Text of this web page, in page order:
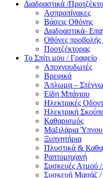
Διαδραστικά /
Ασπροπίνακες
Βάσεις Οθόνης
Διαδραστικά-
Οθόνες
Προτζέκτορας
Το Σπίτι μου / Γραφείο
Αποχνουδωτές
Βρεφικά
Άπλωμα –
Είδη Μπάνιου
Ηλεκτρικές
Ηλεκτρική
Καθαρισμός
Μαξιλάρια
Ξυπνητήρια
Πλυστικά &
Ραπτομηχανή
Συσκευές Ατμού
Συσκευή Μασάζ /